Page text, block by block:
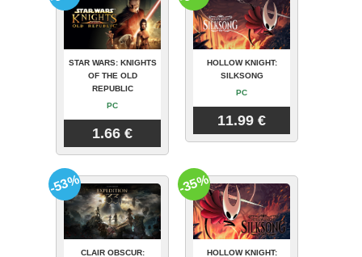
STAR WARS: KNIGHTS
OF THE OLD
REPUBLIC
PC
1.66 €
HOLLOW KNIGHT:
SILKSONG
PC
11.99 €
CLAIR OBSCUR:
-53%
HOLLOW KNIGHT:
-35%